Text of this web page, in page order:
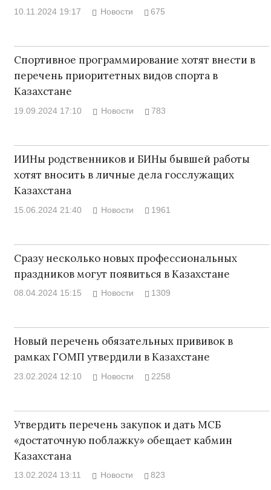
10.11.2024 19:17 Новости 675
Спортивное программирование хотят внести в
перечень приоритетных видов спорта в
Казахстане
19.09.2024 17:10 Новости 783
ИИНы родственников и БИНы бывшей работы
хотят вносить в личные дела госслужащих
Казахстана
15.06.2024 21:40 Новости 1961
Сразу несколько новых профессиональных
праздников могут появиться в Казахстане
08.04.2024 15:15 Новости 1309
Новый перечень обязательных прививок в
рамках ГОМП утвердили в Казахстане
23.02.2024 12:10 Новости 2258
Утвердить перечень закупок и дать МСБ
«достаточную поблажку» обещает кабмин
Казахстана
13.02.2024 13:11 Новости 823